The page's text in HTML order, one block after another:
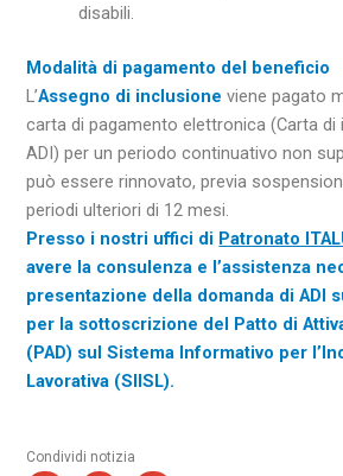
disabili.
Modalità di pagamento del beneficio
L’Assegno di inclusione viene pagato
carta di pagamento elettronica (Carta di
ADI) per un periodo continuativo non
può essere rinnovato, previa
periodi ulteriori di 12 mesi.
Presso i nostri uffici di Patronato
avere la consulenza e l’assistenza
presentazione della domanda di ADI
per la sottoscrizione del Patto di
(PAD) sul Sistema Informativo per
Lavorativa (SIISL).
Condividi notizia